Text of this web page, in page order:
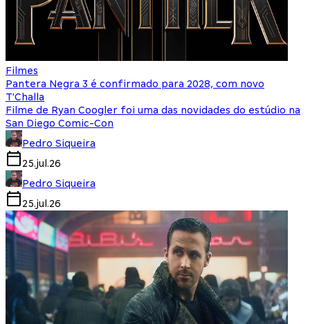
Filmes
Pantera Negra 3 é confirmado para 2028, com novo
T'Challa
Filme de Ryan Coogler foi uma das novidades do estúdio na
San Diego Comic-Con
Pedro Siqueira
25.jul.26
Pedro Siqueira
25.jul.26